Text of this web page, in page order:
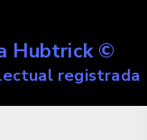
Hubtrick ©
registrada